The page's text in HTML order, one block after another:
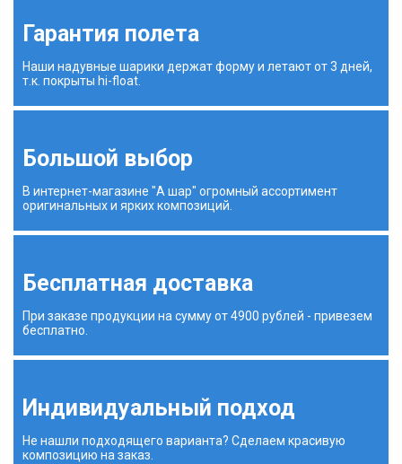
Гарантия полета
Наши надувные шарики держат форму и летают от 3 дней,
т.к. покрыты hi-float.
Большой выбор
В интернет-магазине "А шар" огромный ассортимент
оригинальных и ярких композиций.
Бесплатная доставка
При заказе продукции на сумму от 4900 рублей - привезем
бесплатно.
Индивидуальный подход
Не нашли подходящего варианта? Сделаем красивую
композицию на заказ.